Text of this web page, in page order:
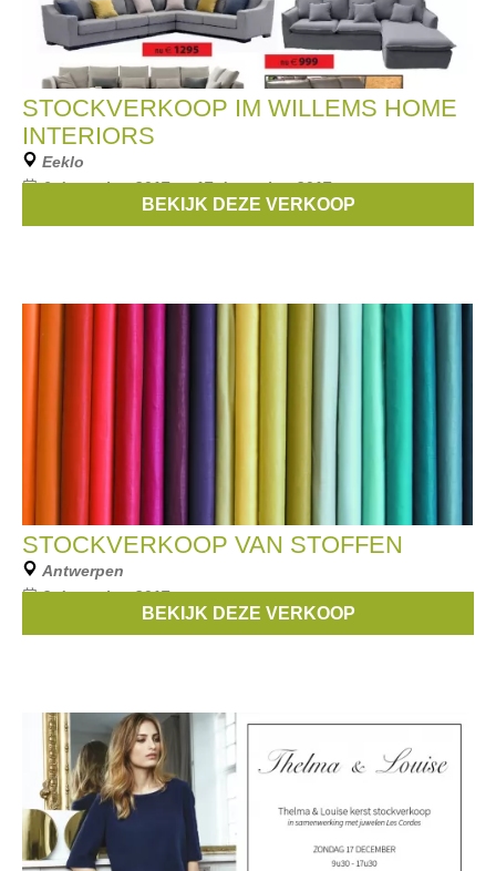
STOCKVERKOOP IM WILLEMS HOME
INTERIORS
Eeklo
6 december 2017 --- 17 december 2017
Salons, relaxen, meubelen en stoelen aan weggeefprijzen.
BEKIJK DEZE VERKOOP
STOCKVERKOOP VAN STOFFEN
Antwerpen
3 december 2017
Stockverkoop van stoffen, sketchbooks, kralen,...
BEKIJK DEZE VERKOOP